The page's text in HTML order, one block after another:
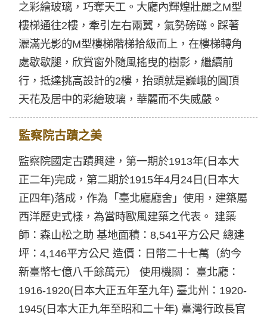
之彩繪玻璃，巧奪天工。大廳內輝煌壯麗之M型
樓梯通往2樓，牽引左右兩翼，氣勢磅礡。踩著
灑滿光影的M型樓梯階梯拾級而上，在樓梯轉角
處歇歇腿，欣賞窗外隨風搖曳的樹影，繼續前
行，抵達挑高設計的2樓，抬頭就是巍峨的圓頂
天花及居中的彩繪玻璃，華麗而不失威嚴。
監察院古蹟之美
監察院國定古蹟興建，第一期於1913年(日本大
正二年)完成，第二期於1915年4月24日(日本大
正四年)落成，作為「臺北廳廳舍」使用，建築屬
西洋歷史式樣，為當時歐風建築之代表。 建築
師：森山松之助 基地面積：8,541平方公尺 總建
坪：4,146平方公尺 造價：日幣二十七萬（約今
新臺幣七億八千餘萬元） 使用機關： 臺北廳：
1916-1920(日本大正五年至九年) 臺北州：1920-
1945(日本大正九年至昭和二十年) 臺灣行政長官